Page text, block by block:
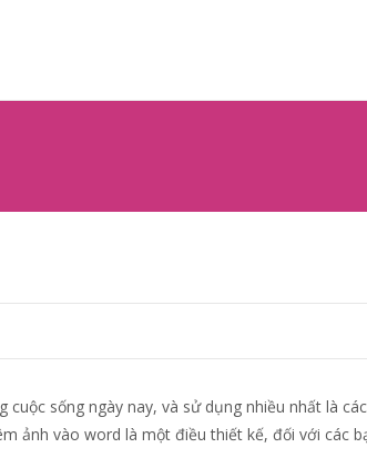
sống ngày nay, và sử dụng nhiều nhất là
ảnh vào word là một điều thiết kế, đối với các